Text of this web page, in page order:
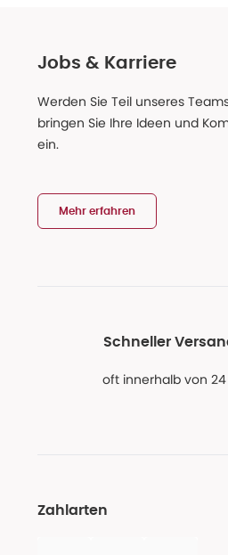
Jobs & Karriere
Werden Sie Teil unseres
bringen Sie Ihre Ideen und
ein.
Mehr erfahren
Schneller
oft innerhalb von
Zahlarten